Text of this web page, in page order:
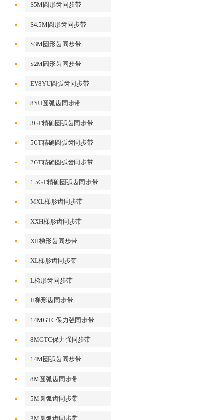
S5M圆形齿同步带
S4.5M圆形齿同步带
S3M圆形齿同步带
S2M圆形齿同步带
EV8YU圆弧齿同步带
8YU圆弧齿同步带
3GT精确圆弧齿同步带
5GT精确圆弧齿同步带
2GT精确圆弧齿同步带
1.5GT精确圆弧齿同步带
MXL梯形齿同步带
XXH梯形齿同步带
XH梯形齿同步带
XL梯形齿同步带
L梯形齿同步带
H梯形齿同步带
14MGTC保力强同步带
8MGTC保力强同步带
14M圆弧齿同步带
8M圆弧齿同步带
5M圆弧齿同步带
3M圆弧齿同步带